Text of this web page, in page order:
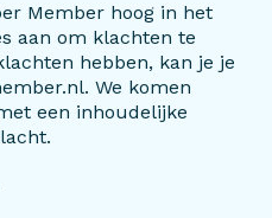
Member hoog in het
aan om klachten te
hebben, kan je je
We komen
een inhoudelijke